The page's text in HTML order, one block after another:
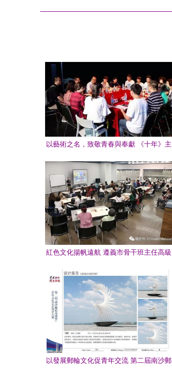
以藝術之名，致敬青春與奉獻 《十年》主
紅色文化揚帆遠航 遵義市骨干班主任高級
以發展郵輪文化促青年交流 第二屆南沙郵